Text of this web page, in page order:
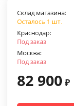
Склад магазина:
Осталось 1 шт.
Краснодар:
Под заказ
Москва:
Под заказ
82 900 ₽